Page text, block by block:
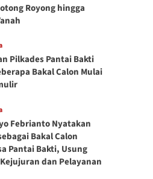
Royong hingga
Pilkades Pantai Bakti
Bakal Calon Mulai
Febrianto Nyatakan
Bakal Calon
Pantai Bakti, Usung
dan Pelayanan